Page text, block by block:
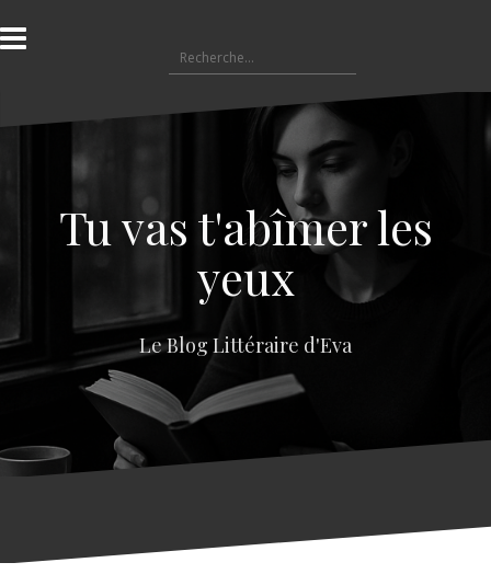
l
a
e
e
Tu vas t'abîmer les
yeux
Le Blog Littéraire d'Eva